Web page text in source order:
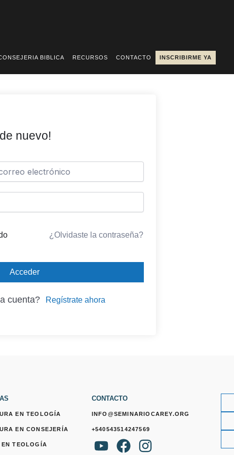
BIBLICA RECURSOS CONTACTO INSCRIBIRME YA
nuevo!
¿Olvidaste la contraseña?
Acceder
cuenta? Regístrate ahora
EN TEOLOGÍA
EN CONSEJERÍA
TEOLOGÍA
CONTACTO
INFO@SEMINARIOCAREY.ORG
+540543514247569
Y
F
I